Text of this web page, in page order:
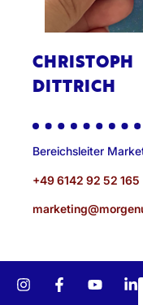
CHRISTOPH
DITTRICH
Bereichsleiter
+49 6142 92 52 165